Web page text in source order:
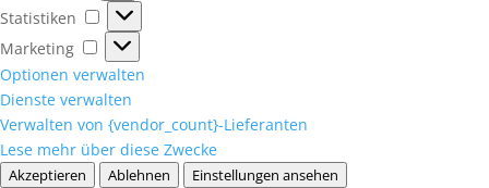
Statistiken
Statistiken
Marketing
Marketing
Optionen verwalten
Dienste verwalten
Verwalten von {vendor_count}-Lieferanten
Lese mehr über diese Zwecke
Akzeptieren Ablehnen
Einstellungen ansehen